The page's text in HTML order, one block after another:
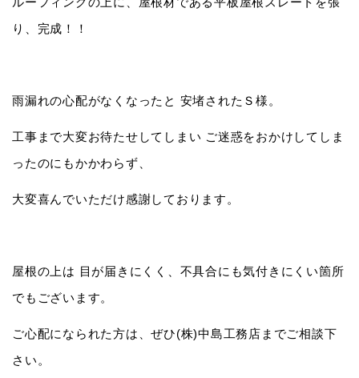
り、完成！！
雨漏れの心配がなくなったと 安堵されたＳ様。
工事まで大変お待たせしてしまい ご迷惑をおかけしてしま
ったのにもかかわらず、
大変喜んでいただけ感謝しております。
屋根の上は 目が届きにくく、不具合にも気付きにくい箇所
でもございます。
ご心配になられた方は、ぜひ(株)中島工務店までご相談下
さい。